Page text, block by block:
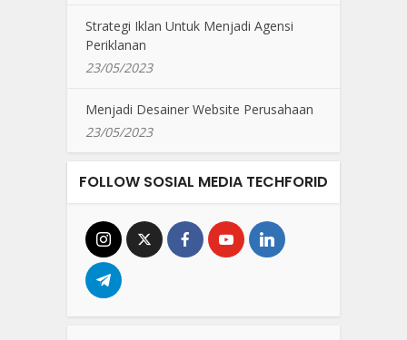
Strategi Iklan Untuk Menjadi Agensi
Periklanan
23/05/2023
Menjadi Desainer Website Perusahaan
23/05/2023
FOLLOW SOSIAL MEDIA TECHFORID